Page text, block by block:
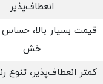
انعطاف‌پذیر
قیمت بسیار بالا،
خش
کمتر انعطاف‌پذیر، تنوع